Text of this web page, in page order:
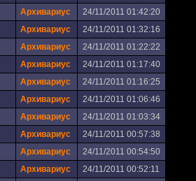
Архивариус
24/11/2011 01:42:20
Архивариус
24/11/2011 01:32:16
Архивариус
24/11/2011 01:22:22
Архивариус
24/11/2011 01:17:40
Архивариус
24/11/2011 01:16:25
Архивариус
24/11/2011 01:06:46
Архивариус
24/11/2011 01:03:34
Архивариус
24/11/2011 00:57:38
Архивариус
24/11/2011 00:54:50
Архивариус
24/11/2011 00:52:11